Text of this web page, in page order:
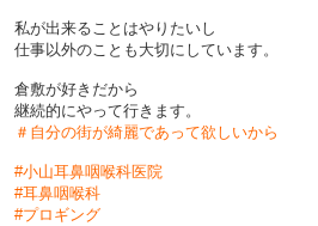
私が出来ることはやりたいし
仕事以外のことも大切にしています。
倉敷が好きだから
継続的にやって行きます。
＃自分の街が綺麗であって欲しいから
#小山耳鼻咽喉科医院
#耳鼻咽喉科
#プロギング